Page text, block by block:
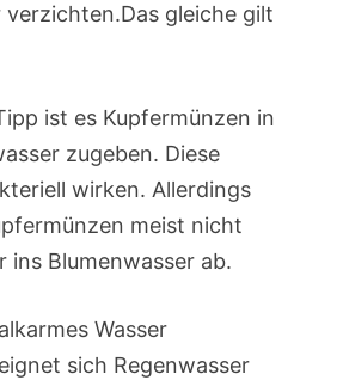
verzichten.Das gleiche gilt
ist es Kupfermünzen in
zugeben. Diese
wirken. Allerdings
meist nicht
ins Blumenwasser ab.
Wasser
sich Regenwasser